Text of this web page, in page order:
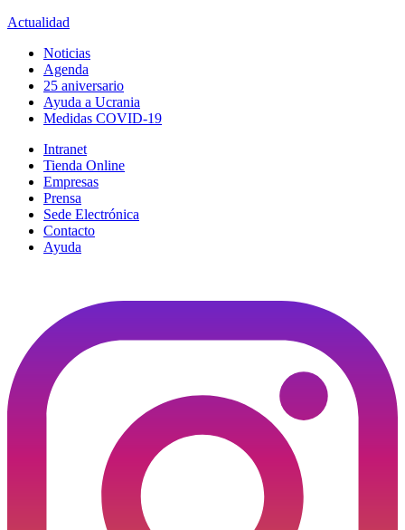
Actualidad
Noticias
Agenda
25 aniversario
Ayuda a Ucrania
Medidas COVID-19
Intranet
Tienda Online
Empresas
Prensa
Sede Electrónica
Contacto
Ayuda